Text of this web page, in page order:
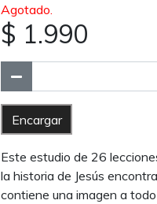
Agotado.
$ 1.990
Encargar
Este estudio de 26
la historia de Jesús
contiene una imagen a